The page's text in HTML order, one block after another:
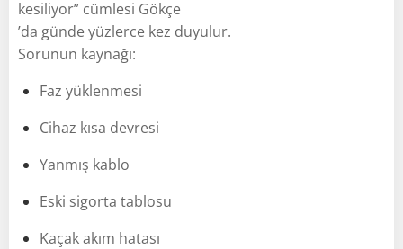
kesiliyor” cümlesi Gökçe
’da günde yüzlerce kez duyulur.
Sorunun kaynağı:
Faz yüklenmesi
Cihaz kısa devresi
Yanmış kablo
Eski sigorta tablosu
Kaçak akım hatası